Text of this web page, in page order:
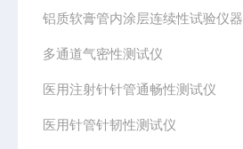
铝质软膏管内涂层连续性试验仪器
多通道气密性测试仪
医用注射针针管通畅性测试仪
医用针管针韧性测试仪